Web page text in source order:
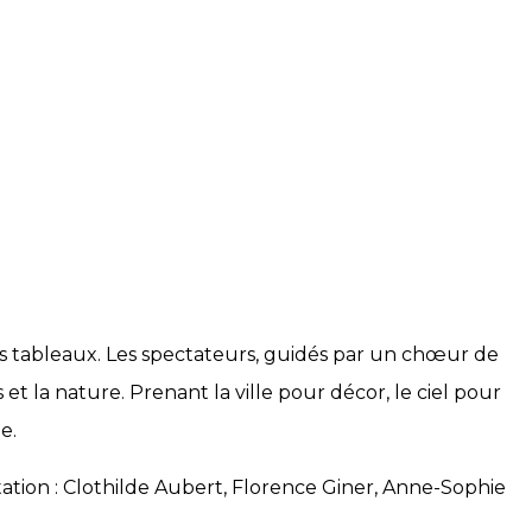
tableaux. Les spectateurs, guidés par un chœur de
et la nature. Prenant la ville pour décor, le ciel pour
: Clothilde Aubert, Florence Giner, Anne-Sophie